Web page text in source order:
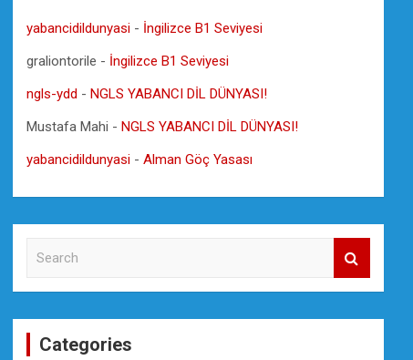
yabancidildunyasi - İngilizce B1 Seviyesi
graliontorile - İngilizce B1 Seviyesi
ngls-ydd -NGLS YABANCI DİL DÜNYASI!
Mustafa Mahi -NGLS YABANCI DİL DÜNYASI!
yabancidildunyasi -Alman Göç Yasası
c
Categories